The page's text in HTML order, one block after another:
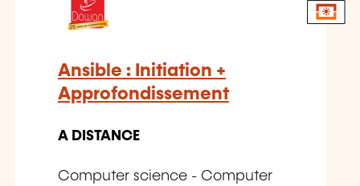
Ansible : Initiation +
Approfondissement
A DISTANCE
Computer science - Computer